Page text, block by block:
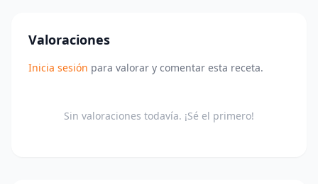
Valoraciones
Inicia sesión para valorar y comentar esta receta.
Sin valoraciones todavía. ¡Sé el primero!